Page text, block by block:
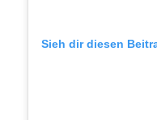
Sieh dir diesen